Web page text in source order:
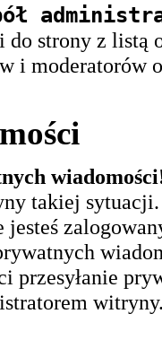
do strony z
i moderatorów
takiej
przesyłanie